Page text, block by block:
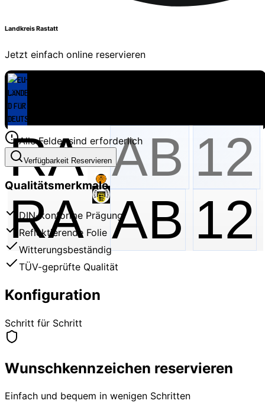
Landkreis Rastatt
Jetzt einfach online reservieren
RA AB 12
Alle Felder sind erforderlich
Verfügbarkeit Reservieren
Qualitätsmerkmale
DIN-konforme Prägung
Reflektierende Folie
Witterungsbeständig
TÜV-geprüfte Qualität
Konfiguration
Schritt für Schritt
Wunschkennzeichen reservieren
Einfach und bequem in wenigen Schritten